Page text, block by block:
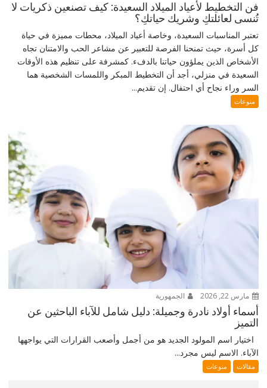
فن التخطيط لأعياد الميلاد السعيدة: كيف تصنعين ذكريات لا
تُنسى لعائلتكِ وشريك حياتكِ؟
تعتبر المناسبات السعيدة، وخاصة أعياد الميلاد، محطات مميزة في حياة
كل أسرة، حيث تمنحنا الفرصة للتعبير عن مشاعر الحب والامتنان تجاه
الأشخاص الذين يملؤون حياتنا بالدفء. كمشرفة على تنظيم هذه الأوقات
السعيدة في منزلي، أجد أن التخطيط المبكر واللمسات الشخصية هما
السر وراء نجاح أي احتفال. إن تقديم...
منوعات
مارس 22, 2026 الجمهورية
أسماء أولاد نادرة وجميلة: دليل شامل للآباء الباحثين عن
التميز
اختيار اسم المولود الجديد هو من أجمل وأصعب القرارات التي يواجهها
الآباء. الاسم ليس مجرد...
مقالات منوعات